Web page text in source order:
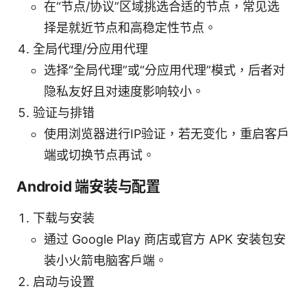
在“节点/协议”区域挑选合适的节点，常见选
择是就近节点和高稳定性节点。
全局代理/分应用代理
选择“全局代理”或“分应用代理”模式，后者对
隐私友好且对速度影响较小。
验证与排错
使用浏览器进行IP验证，若无变化，重启客户
端或切换节点再试。
Android 端安装与配置
下载与安装
通过 Google Play 商店或官方 APK 安装包安
装小火箭电脑客户端。
启动与设置